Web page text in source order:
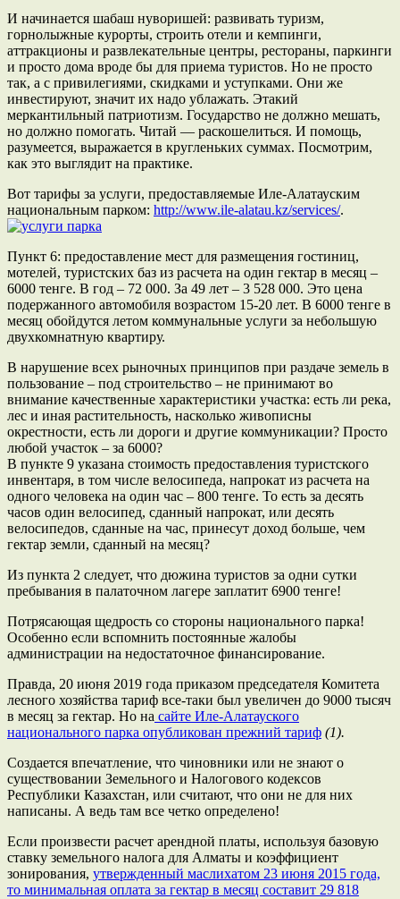
И начинается шабаш нуворишей: развивать туризм,
горнолыжные курорты, строить отели и кемпинги,
аттракционы и развлекательные центры, рестораны, паркинги
и просто дома вроде бы для приема туристов. Но не просто
так, а с привилегиями, скидками и уступками. Они же
инвестируют, значит их надо ублажать. Этакий
меркантильный патриотизм. Государство не должно мешать,
но должно помогать. Читай — раскошелиться. И помощь,
разумеется, выражается в кругленьких суммах. Посмотрим,
как это выглядит на практике.
Вот тарифы за услуги, предоставляемые Иле-Алатауским
национальным парком: http://www.ile-alatau.kz/services/.
Пункт 6: предоставление мест для размещения гостиниц,
мотелей, туристских баз из расчета на один гектар в месяц –
6000 тенге. В год – 72 000. За 49 лет – 3 528 000. Это цена
подержанного автомобиля возрастом 15-20 лет. В 6000 тенге в
месяц обойдутся летом коммунальные услуги за небольшую
двухкомнатную квартиру.
В нарушение всех рыночных принципов при раздаче земель в
пользование – под строительство – не принимают во
внимание качественные характеристики участка: есть ли река,
лес и иная растительность, насколько живописны
окрестности, есть ли дороги и другие коммуникации? Просто
любой участок – за 6000?
В пункте 9 указана стоимость предоставления туристского
инвентаря, в том числе велосипеда, напрокат из расчета на
одного человека на один час – 800 тенге. То есть за десять
часов один велосипед, сданный напрокат, или десять
велосипедов, сданные на час, принесут доход больше, чем
гектар земли, сданный на месяц?
Из пункта 2 следует, что дюжина туристов за одни сутки
пребывания в палаточном лагере заплатит 6900 тенге!
Потрясающая щедрость со стороны национального парка!
Особенно если вспомнить постоянные жалобы
администрации на недостаточное финансирование.
Правда, 20 июня 2019 года приказом председателя Комитета
лесного хозяйства тариф все-таки был увеличен до 9000 тысяч
в месяц за гектар. Но на сайте Иле-Алатауского
национального парка опубликован прежний тариф (1).
Создается впечатление, что чиновники или не знают о
существовании Земельного и Налогового кодексов
Республики Казахстан, или считают, что они не для них
написаны. А ведь там все четко определено!
Если произвести расчет арендной платы, используя базовую
ставку земельного налога для Алматы и коэффициент
зонирования, утвержденный маслихатом 23 июня 2015 года,
то минимальная оплата за гектар в месяц составит 29 818